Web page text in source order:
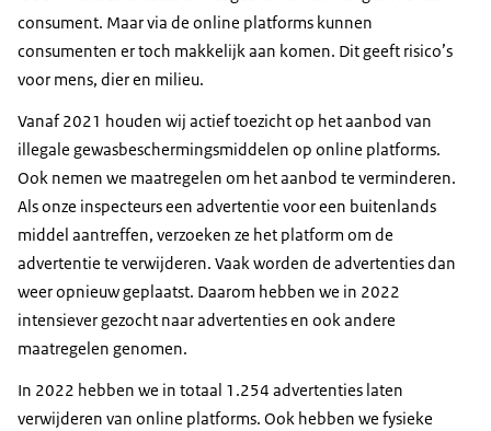
consument. Maar via de online platforms kunnen
consumenten er toch makkelijk aan komen. Dit geeft risico’s
voor mens, dier en milieu.
Vanaf 2021 houden wij actief toezicht op het aanbod van
illegale gewasbeschermingsmiddelen op online platforms.
Ook nemen we maatregelen om het aanbod te verminderen.
Als onze inspecteurs een advertentie voor een buitenlands
middel aantreffen, verzoeken ze het platform om de
advertentie te verwijderen. Vaak worden de advertenties dan
weer opnieuw geplaatst. Daarom hebben we in 2022
intensiever gezocht naar advertenties en ook andere
maatregelen genomen.
In 2022 hebben we in totaal 1.254 advertenties laten
verwijderen van online platforms. Ook hebben we fysieke